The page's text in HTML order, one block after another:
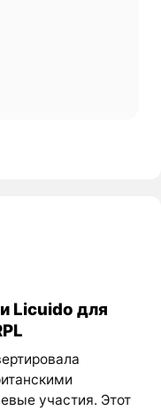
Licuido для
участия. Этот